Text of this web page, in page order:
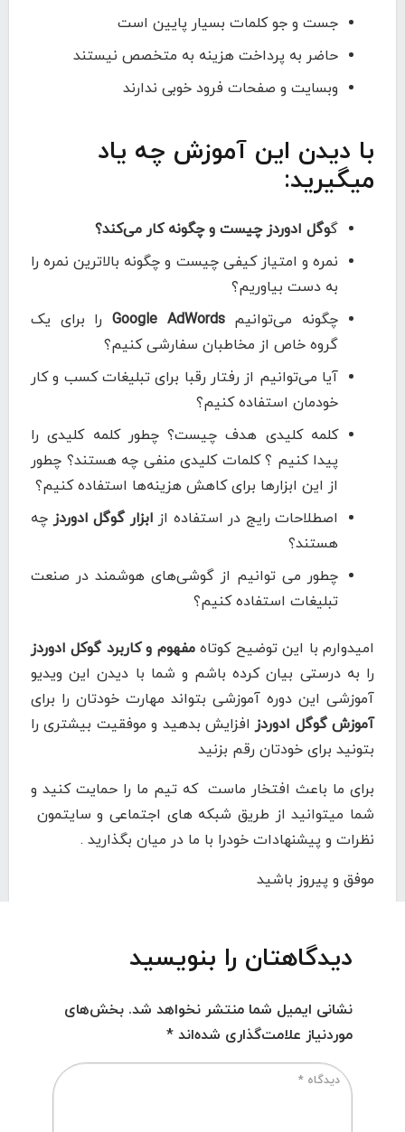
جست و جو کلمات بسیار پایین است
حاضر به پرداخت هزینه به متخصص نیستند
وبسایت و صفحات فرود خوبی ندارند
با دیدن این آموزش چه یاد
میگیرید:
گوگل ادوردز چیست و چگونه کار می‌کند؟
نمره و امتیاز کیفی چیست و چگونه بالاترین نمره را
به دست بیاوریم؟
چگونه می‌توانیمGoogle AdWords را برای یک
گروه خاص از مخاطبان سفارشی کنیم؟
آیا می‌توانیم از رفتار رقبا برای تبلیغات کسب و کار
خودمان استفاده کنیم؟
کلمه کلیدی هدف چیست؟ چطور کلمه کلیدی را
پیدا کنیم ؟ کلمات کلیدی منفی چه هستند؟ چطور
از این ابزارها برای کاهش هزینه‌ها استفاده کنیم؟
اصطلاحات رایج در استفاده از ابزار گوگل ادوردز چه
هستند؟
چطور می توانیم از گوشی‌های هوشمند در صنعت
تبلیغات استفاده کنیم؟
امیدوارم با این توضیح کوتاهمفهوم و کاربرد گوکل ادوردز
را به درستی بیان کرده باشم و شما با دیدن این ویدیو
آموزشی این دوره آموزشی بتواند مهارت خودتان را برای
آموزش گوگل ادوردز افزایش بدهید و موفقیت بیشتری را
بتونید برای خودتان رقم بزنید
برای ما باعث افتخار ماست که تیم ما را حمایت کنید و
شما میتوانید از طریق شبکه های اجتماعی و سایتمون
نظرات و پیشنهادات خودرا با ما در میان بگذارید .
موفق و پیروز باشید
دیدگاهتان را بنویسید
نشانی ایمیل شما منتشر نخواهد شد. بخش‌های
موردنیاز علامت‌گذاری شده‌اند *